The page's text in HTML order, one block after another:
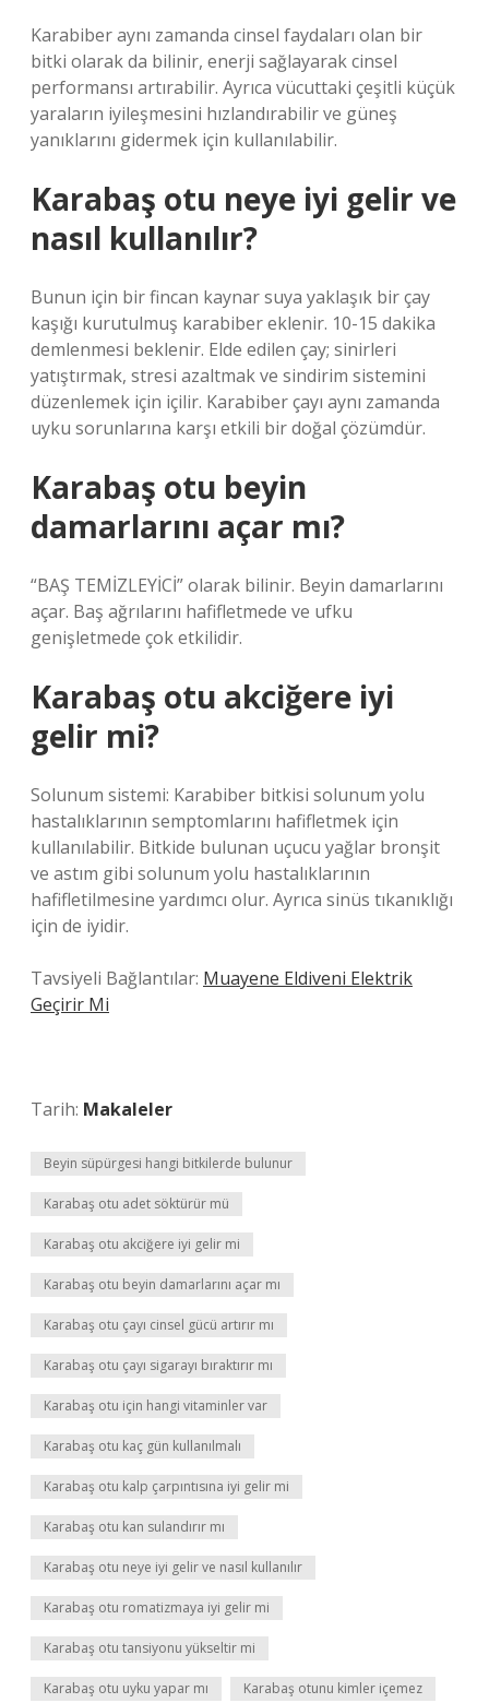
Karabiber aynı zamanda cinsel faydaları olan bir
bitki olarak da bilinir, enerji sağlayarak cinsel
performansı artırabilir. Ayrıca vücuttaki çeşitli küçük
yaraların iyileşmesini hızlandırabilir ve güneş
yanıklarını gidermek için kullanılabilir.
Karabaş otu neye iyi gelir ve
nasıl kullanılır?
Bunun için bir fincan kaynar suya yaklaşık bir çay
kaşığı kurutulmuş karabiber eklenir. 10-15 dakika
demlenmesi beklenir. Elde edilen çay; sinirleri
yatıştırmak, stresi azaltmak ve sindirim sistemini
düzenlemek için içilir. Karabiber çayı aynı zamanda
uyku sorunlarına karşı etkili bir doğal çözümdür.
Karabaş otu beyin
damarlarını açar mı?
“BAŞ TEMİZLEYİCİ” olarak bilinir. Beyin damarlarını
açar. Baş ağrılarını hafifletmede ve ufku
genişletmede çok etkilidir.
Karabaş otu akciğere iyi
gelir mi?
Solunum sistemi: Karabiber bitkisi solunum yolu
hastalıklarının semptomlarını hafifletmek için
kullanılabilir. Bitkide bulunan uçucu yağlar bronşit
ve astım gibi solunum yolu hastalıklarının
hafifletilmesine yardımcı olur. Ayrıca sinüs tıkanıklığı
için de iyidir.
Tavsiyeli Bağlantılar: Muayene Eldiveni Elektrik
Geçirir Mi
Tarih: Makaleler
Beyin süpürgesi hangi bitkilerde bulunur
Karabaş otu adet söktürür mü
Karabaş otu akciğere iyi gelir mi
Karabaş otu beyin damarlarını açar mı
Karabaş otu çayı cinsel gücü artırır mı
Karabaş otu çayı sigarayı bıraktırır mı
Karabaş otu için hangi vitaminler var
Karabaş otu kaç gün kullanılmalı
Karabaş otu kalp çarpıntısına iyi gelir mi
Karabaş otu kan sulandırır mı
Karabaş otu neye iyi gelir ve nasıl kullanılır
Karabaş otu romatizmaya iyi gelir mi
Karabaş otu tansiyonu yükseltir mi
Karabaş otu uyku yapar mı Karabaş otunu kimler içemez